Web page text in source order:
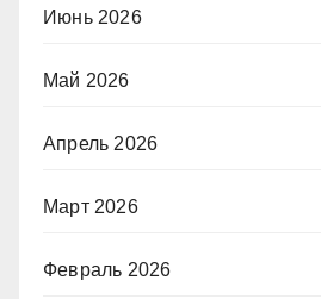
Июнь 2026
Май 2026
Апрель 2026
Март 2026
Февраль 2026